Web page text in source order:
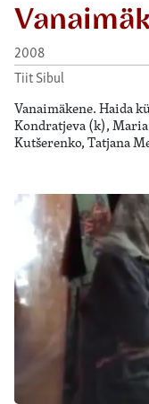
2008
Tiit Sibul
Vanaimäkene. Haida
Kondratjeva (k),
Kutšerenko, Tatjana